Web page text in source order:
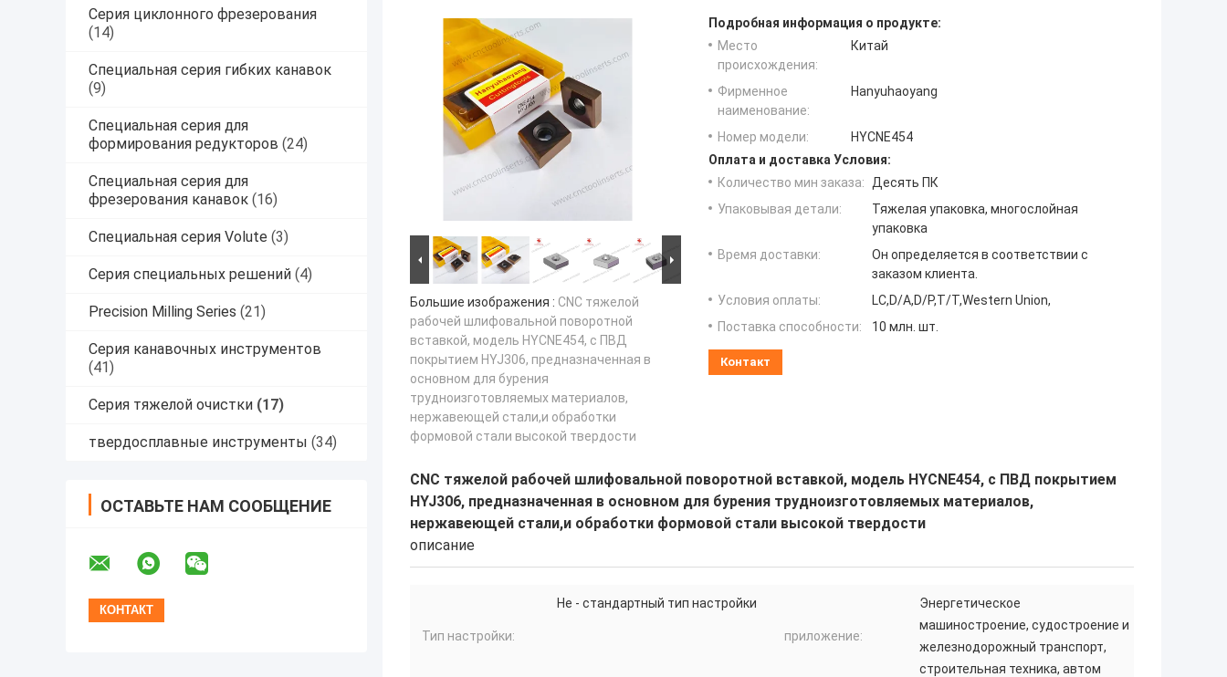
Серия циклонного фрезерования
(14)
Специальная серия гибких канавок
(9)
Специальная серия для
формирования редукторов (24)
Специальная серия для
фрезерования канавок (16)
Специальная серия Volute (3)
Серия специальных решений (4)
Precision Milling Series (21)
Серия канавочных инструментов
(41)
Серия тяжелой очистки (17)
твердосплавные инструменты (34)
ОСТАВЬТЕ НАМ СООБЩЕНИЕ
Большие изображения : CNC тяжелой
рабочей шлифовальной поворотной
вставкой, модель HYCNE454, с ПВД
покрытием HYJ306, предназначенная в
основном для бурения
трудноизготовляемых материалов,
нержавеющей стали,и обработки
формовой стали высокой твердости
Подробная информация о продукте:
Место
происхождения:
Китай
Фирменное
наименование:
Hanyuhaoyang
Номер модели:
HYCNE454
Оплата и доставка Условия:
Количество мин заказа:
Десять ПК
Упаковывая детали:
Тяжелая упаковка, многослойная
упаковка
Время доставки:
Он определяется в соответствии с
заказом клиента.
Условия оплаты:
LC,D/A,D/P,T/T,Western Union,
Поставка способности:
10 млн. шт.
Контакт
CNC тяжелой рабочей шлифовальной поворотной вставкой, модель HYCNE454, с ПВД покрытием
HYJ306, предназначенная в основном для бурения трудноизготовляемых материалов,
нержавеющей стали,и обработки формовой стали высокой твердости
описание
Тип настройки:
Не - стандартный тип настройки
приложение:
Энергетическое
машиностроение, судостроение и
железнодорожный транспорт,
строительная техника, автом